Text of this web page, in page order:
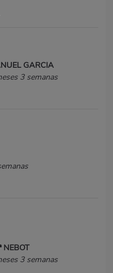
GARCIA
3 semanas
NEBOT
3 semanas